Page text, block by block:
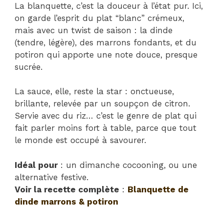
La blanquette, c’est la douceur à l’état pur. Ici,
on garde l’esprit du plat “blanc” crémeux,
mais avec un twist de saison : la dinde
(tendre, légère), des marrons fondants, et du
potiron qui apporte une note douce, presque
sucrée.
La sauce, elle, reste la star : onctueuse,
brillante, relevée par un soupçon de citron.
Servie avec du riz… c’est le genre de plat qui
fait parler moins fort à table, parce que tout
le monde est occupé à savourer.
Idéal pour: un dimanche cocooning, ou une
alternative festive.
Voir la recette complète : Blanquette de
dinde marrons & potiron